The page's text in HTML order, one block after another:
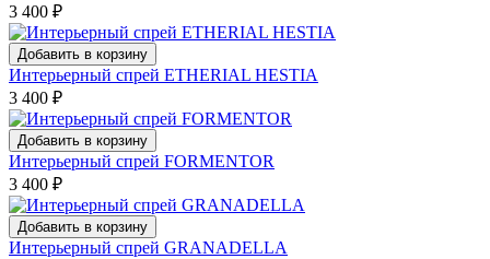
3 400 ₽
Добавить в корзину
Интерьерный спрей ETHERIAL HESTIA
3 400 ₽
Добавить в корзину
Интерьерный спрей FORMENTOR
3 400 ₽
Добавить в корзину
Интерьерный спрей GRANADELLA